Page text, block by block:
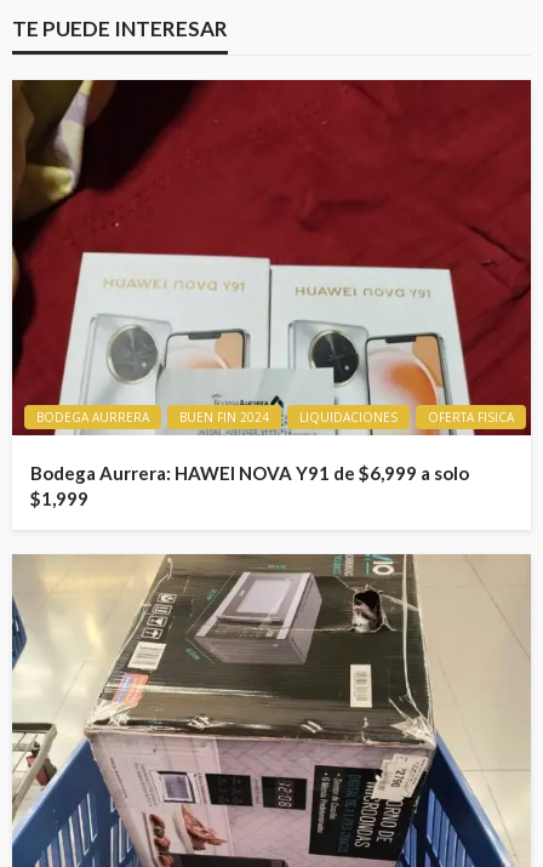
TE PUEDE INTERESAR
BODEGA AURRERA BUEN FIN 2024 LIQUIDACIONES OFERTA FISICA
Bodega Aurrera: HAWEI NOVA Y91 de $6,999 a solo
$1,999